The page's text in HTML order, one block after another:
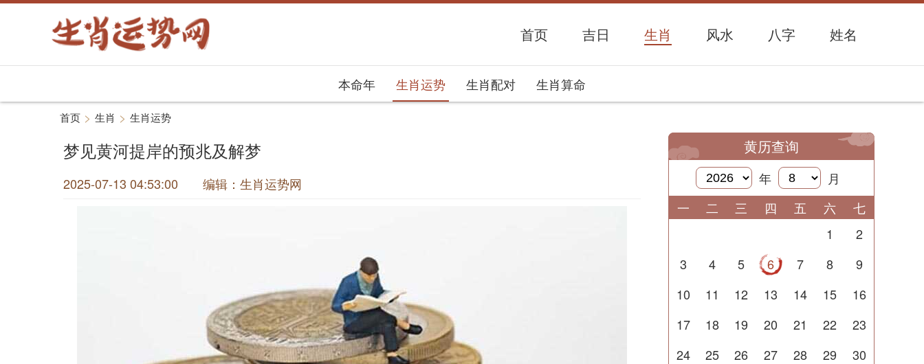
首页 吉日 生肖 风水 八字 姓名
本命年 生肖运势 生肖配对 生肖算命
首页 > 生肖 > 生肖运势
梦见黄河提岸的预兆及解梦
2025-07-13 04:53:00 编辑：生肖运势网
黄历查询
年
月
一
二 三 四 五 六
七
1
2
3
4 5 6 7 8
9
10
11 12 13 14 15
16
17
18 19 20 21 22
23
24
25 26 27 28 29
30